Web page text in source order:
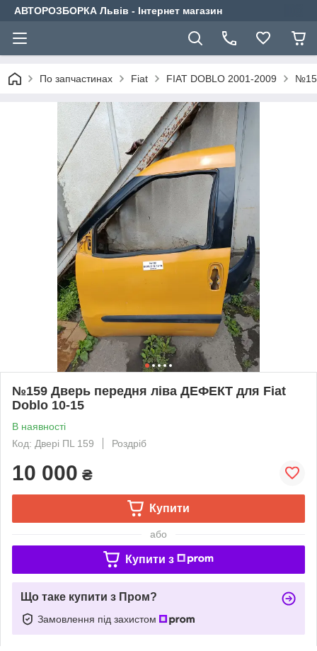
АВТОРОЗБОРКА Львів - Інтернет магазин
По запчастинах Fiat FIAT DOBLO 2001-2009
№159 Дверь передня ліва ДЕФЕКТ для Fiat
Doblo 10-15
В наявності
Код: Двері ПL 159
Роздріб
10 000 ₴
Купити
або
Купити з
Що таке купити з Пром?
Замовлення під захистом